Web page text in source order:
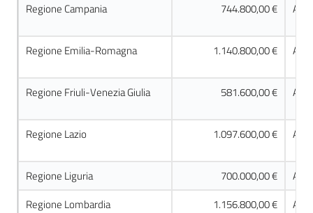
Regione Campania 744.800,00 €
Regione Emilia-Romagna 1.140.800,00 €
Regione Friuli-Venezia Giulia 581.600,00 €
Regione Lazio 1.097.600,00 €
Regione Liguria 700.000,00 €
Regione Lombardia
1.156.800,00 €